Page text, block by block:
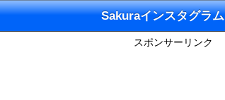
Sakuraインスタグラム
スポンサーリンク